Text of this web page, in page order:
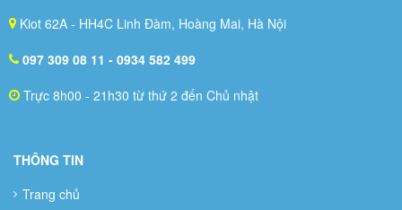
Kiot 62A - HH4C Linh Đàm, Hoàng Mai, Hà Nội
097 309 08 11 - 0934 582 499
Trực 8h00 - 21h30 từ thứ 2 đến Chủ nhật
THÔNG TIN
Trang chủ